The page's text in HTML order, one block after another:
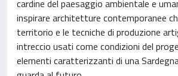
cardine del paesaggio ambientale e
inspirare architetture contemporanee
territorio e le tecniche di produzione
intreccio usati come condizioni del
elementi caratterizzanti di una